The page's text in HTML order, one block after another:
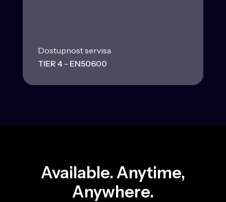
Dostupnost servisa
TIER 4 - EN50600
Available. Anytime,
Anywhere.